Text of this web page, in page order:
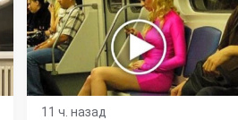
11 ч. назад